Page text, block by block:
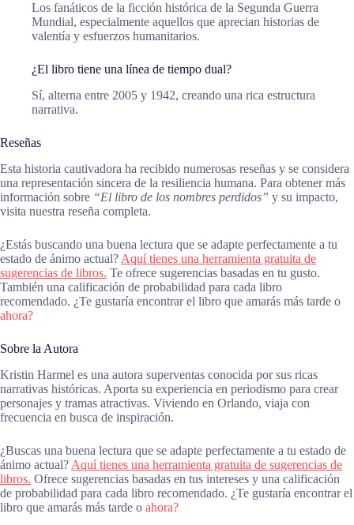
Los fanáticos de la ficción histórica de la Segunda Guerra
Mundial, especialmente aquellos que aprecian historias de
valentía y esfuerzos humanitarios.
¿El libro tiene una línea de tiempo dual?
Sí, alterna entre 2005 y 1942, creando una rica estructura
narrativa.
Reseñas
Esta historia cautivadora ha recibido numerosas reseñas y se considera
una representación sincera de la resiliencia humana. Para obtener más
información sobre “El libro de los nombres perdidos” y su impacto,
visita nuestra reseña completa.
¿Estás buscando una buena lectura que se adapte perfectamente a tu
estado de ánimo actual? Aquí tienes una herramienta gratuita de
sugerencias de libros. Te ofrece sugerencias basadas en tu gusto.
También una calificación de probabilidad para cada libro
recomendado. ¿Te gustaría encontrar el libro que amarás más tarde o
ahora?
Sobre la Autora
Kristin Harmel es una autora superventas conocida por sus ricas
narrativas históricas. Aporta su experiencia en periodismo para crear
personajes y tramas atractivas. Viviendo en Orlando, viaja con
frecuencia en busca de inspiración.
¿Buscas una buena lectura que se adapte perfectamente a tu estado de
ánimo actual? Aquí tienes una herramienta gratuita de sugerencias de
libros. Ofrece sugerencias basadas en tus intereses y una calificación
de probabilidad para cada libro recomendado. ¿Te gustaría encontrar el
libro que amarás más tarde o ahora?